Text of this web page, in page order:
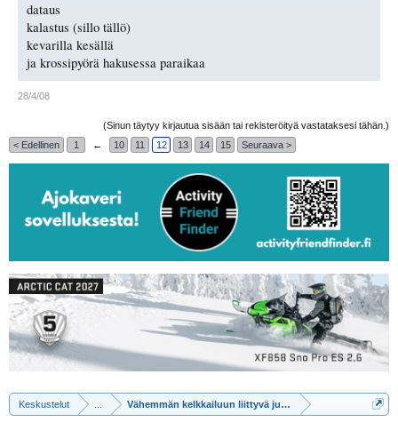
dataus
kalastus (sillo tällö)
kevarilla kesällä
ja krossipyörä hakusessa paraikaa
28/4/08
(Sinun täytyy kirjautua sisään tai rekisteröityä vastataksesi tähän.)
< Edellinen
1 ← 10 11 12 13 14 15 Seuraava >
Keskustelut Vähemmän kelkkailuun liittyvä jutustelua